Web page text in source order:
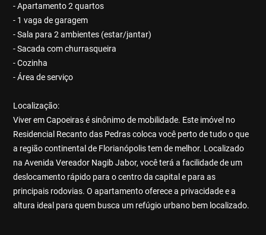
- Apartamento 2 quartos
- 1 vaga de garagem
- Sala para 2 ambientes (estar/jantar)
- Sacada com churrasqueira
- Cozinha
- Área de serviço
Localização:
Viver em Capoeiras é sinônimo de mobilidade. Este imóvel no
Residencial Recanto das Pedras coloca você perto de tudo o que
a região continental de Florianópolis tem de melhor. Localizado
na Avenida Vereador Nagib Jabor, você terá a facilidade de um
deslocamento rápido para o centro da capital e para as
principais rodovias. O apartamento oferece a privacidade e a
altura ideal para quem busca um refúgio urbano bem localizado.